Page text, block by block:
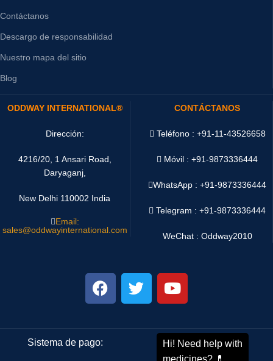
Contáctanos
Descargo de responsabilidad
Nuestro mapa del sitio
Blog
ODDWAY INTERNATIONAL®
Dirección:
4216/20, 1 Ansari Road,
Daryaganj,
New Delhi 110002 India
Email:
sales@oddwayinternational.com
CONTÁCTANOS
Teléfono : +91-11-43526658
Móvil : +91-9873336444
WhatsApp :+91-9873336444
Telegram : +91-9873336444
WeChat : Oddway2010
Sistema de pago: Sistema de envío: